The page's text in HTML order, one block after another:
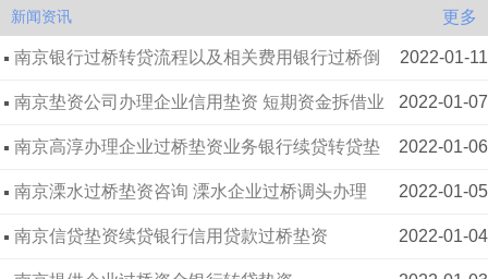
新闻资讯 更多
2022-01-11
南京银行过桥转贷流程以及相关费用银行过桥倒
贷 2022-01-07
南京垫资公司办理企业信用垫资 短期资金拆借业
务 2022-01-06
南京高淳办理企业过桥垫资业务银行续贷转贷垫
资 2022-01-05
南京溧水过桥垫资咨询 溧水企业过桥调头办理
2022-01-04
南京信贷垫资续贷银行信用贷款过桥垫资